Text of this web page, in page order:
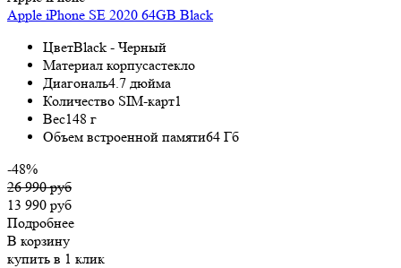
Apple iPhone SE 2020 64GB Black
ЦветBlack - Черный
Материал корпусастекло
Диагональ4.7 дюйма
Количество SIM-карт1
Вес148 г
Объем встроенной памяти64 Гб
-48%
26 990 руб
13 990 руб
Подробнее
В корзину
купить в 1 клик